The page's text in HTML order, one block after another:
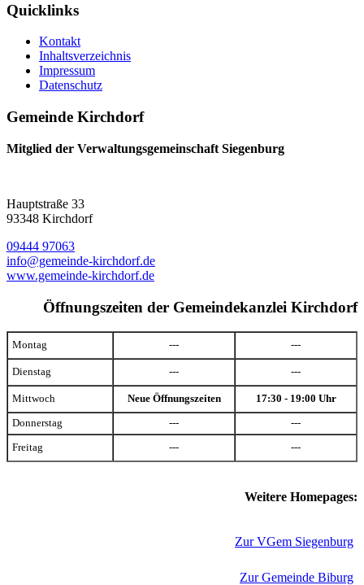
Quicklinks
Kontakt
Inhaltsverzeichnis
Impressum
Datenschutz
Gemeinde Kirchdorf
Mitglied der Verwaltungsgemeinschaft Siegenburg
Hauptstraße 33
93348 Kirchdorf
09444 97063
info@gemeinde-kirchdorf.de
www.gemeinde-kirchdorf.de
Öffnungszeiten der Gemeindekanzlei Kirchdorf
Montag --- ---
Dienstag --- ---
Mittwoch Neue Öffnungszeiten 17:30 - 19:00 Uhr
Donnerstag --- ---
Freitag --- ---
Weitere Homepages:
Zur VGem Siegenburg
Zur Gemeinde Biburg